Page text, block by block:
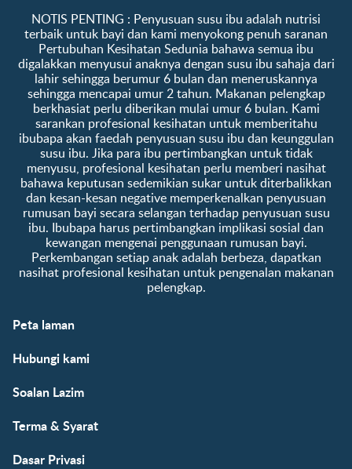
Hubungi kami
Tentang kami
Ke log masuk / daftar
Sampel percuma
​NOTIS PENTING :​ Penyusuan susu ibu adalah nutrisi
terbaik untuk bayi dan kami menyokong penuh saranan
Pertubuhan Kesihatan Sedunia bahawa semua ibu
digalakkan menyusui anaknya dengan susu ibu sahaja dari
lahir sehingga berumur 6 bulan dan meneruskannya
sehingga mencapai umur 2 tahun. Makanan pelengkap
berkhasiat perlu diberikan mulai umur 6 bulan. Kami
sarankan profesional kesihatan untuk memberitahu
ibubapa akan faedah penyusuan susu ibu dan keunggulan
susu ibu. Jika para ibu pertimbangkan untuk tidak
menyusu, profesional kesihatan perlu memberi nasihat
bahawa keputusan sedemikian sukar untuk diterbalikkan
dan kesan-kesan negative memperkenalkan penyusuan
rumusan bayi secara selangan terhadap penyusuan susu
ibu. Ibubapa harus pertimbangkan implikasi sosial dan
kewangan mengenai penggunaan rumusan bayi.
Perkembangan setiap anak adalah berbeza, dapatkan
nasihat profesional kesihatan untuk pengenalan makanan
pelengkap.
Peta laman
Hubungi kami
Soalan Lazim
Terma & Syarat
Dasar Privasi